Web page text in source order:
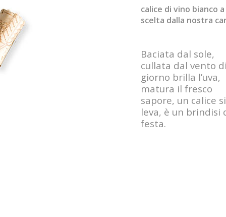
calice di vino bianco a
scelta dalla nostra
Baciata dal sole,
cullata dal vento
giorno brilla l’uva,
matura il fresco
sapore, un calice si
leva, è un brindisi
festa.